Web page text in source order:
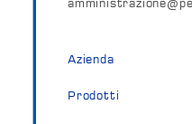
Azienda
Prodotti